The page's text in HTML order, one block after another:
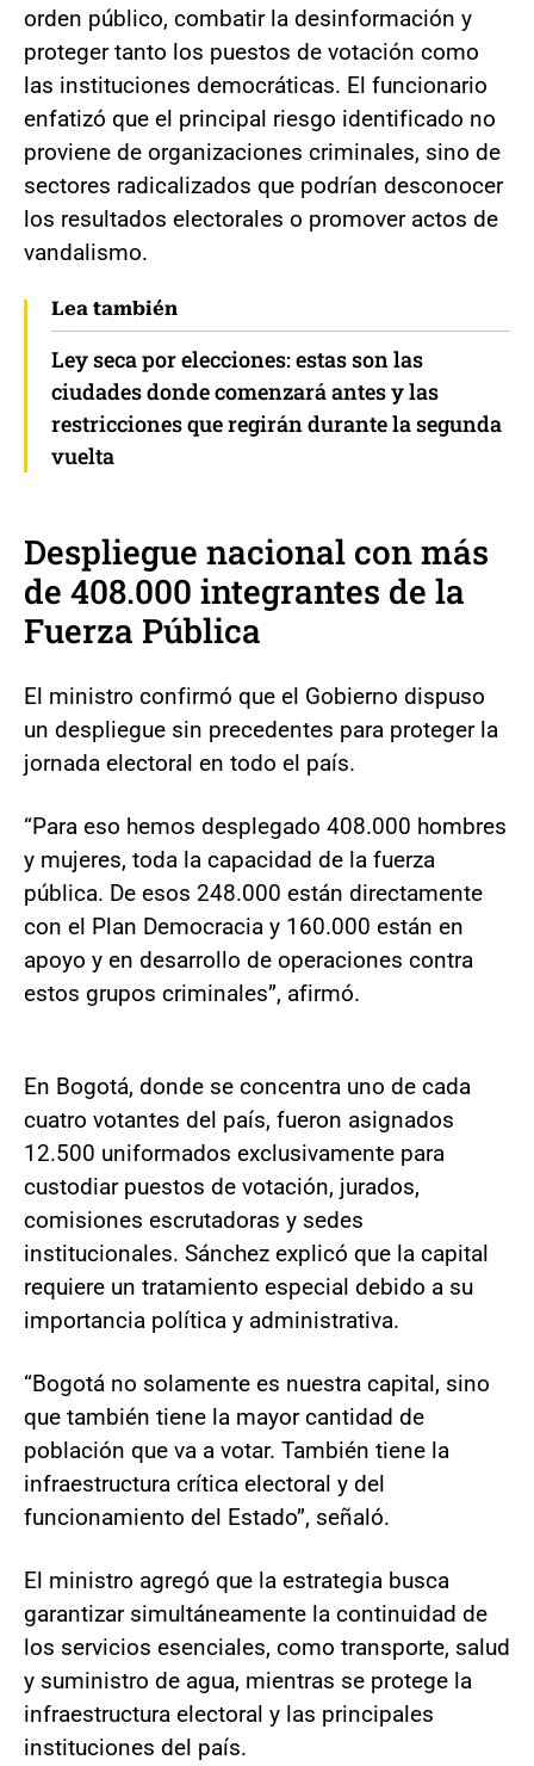
orden público, combatir la desinformación y
proteger tanto los puestos de votación como
las instituciones democráticas. El funcionario
enfatizó que el principal riesgo identificado no
proviene de organizaciones criminales, sino de
sectores radicalizados que podrían desconocer
los resultados electorales o promover actos de
vandalismo.
Lea también
Ley seca por elecciones: estas son las
ciudades donde comenzará antes y las
restricciones que regirán durante la segunda
vuelta
Despliegue nacional con más
de 408.000 integrantes de la
Fuerza Pública
El ministro confirmó que el Gobierno dispuso
un despliegue sin precedentes para proteger la
jornada electoral en todo el país.
“Para eso hemos desplegado 408.000 hombres
y mujeres, toda la capacidad de la fuerza
pública. De esos 248.000 están directamente
con el Plan Democracia y 160.000 están en
apoyo y en desarrollo de operaciones contra
estos grupos criminales”, afirmó.
En Bogotá, donde se concentra uno de cada
cuatro votantes del país, fueron asignados
12.500 uniformados exclusivamente para
custodiar puestos de votación, jurados,
comisiones escrutadoras y sedes
institucionales. Sánchez explicó que la capital
requiere un tratamiento especial debido a su
importancia política y administrativa.
“Bogotá no solamente es nuestra capital, sino
que también tiene la mayor cantidad de
población que va a votar. También tiene la
infraestructura crítica electoral y del
funcionamiento del Estado”, señaló.
El ministro agregó que la estrategia busca
garantizar simultáneamente la continuidad de
los servicios esenciales, como transporte, salud
y suministro de agua, mientras se protege la
infraestructura electoral y las principales
instituciones del país.